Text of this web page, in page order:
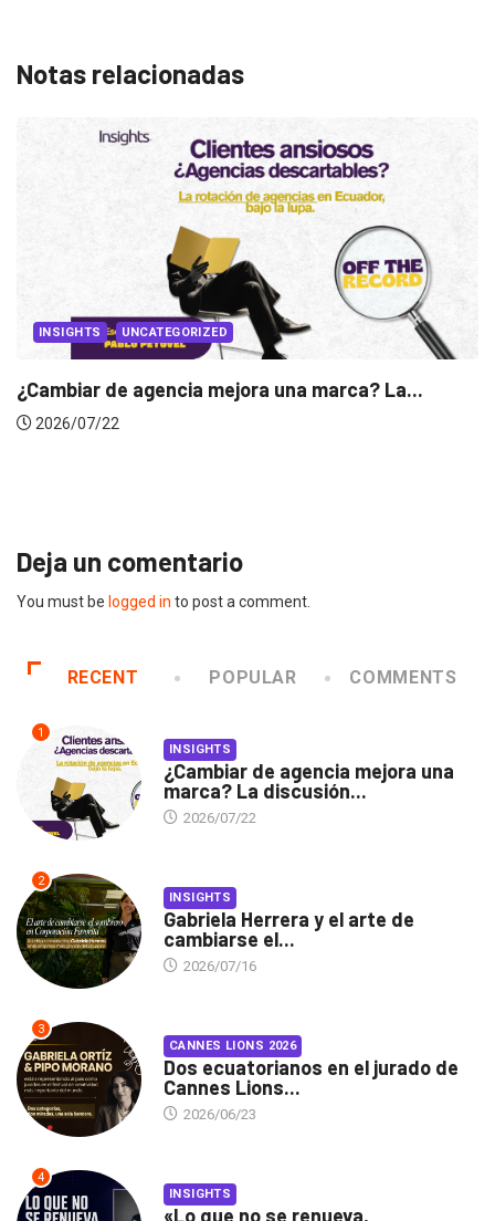
Notas relacionadas
una marca? La... INSIGHTS
Deja un comentario
You must be logged in to post a comment.
RECENT POPULAR COMMENTS
1
INSIGHTS
¿Cambiar de agencia mejora una
marca? La discusión...
2026/07/22
2
INSIGHTS
Gabriela Herrera y el arte de
cambiarse el...
2026/07/16
3
CANNES LIONS 2026
Dos ecuatorianos en el jurado de
Cannes Lions...
2026/06/23
4
INSIGHTS
«Lo que no se renueva,